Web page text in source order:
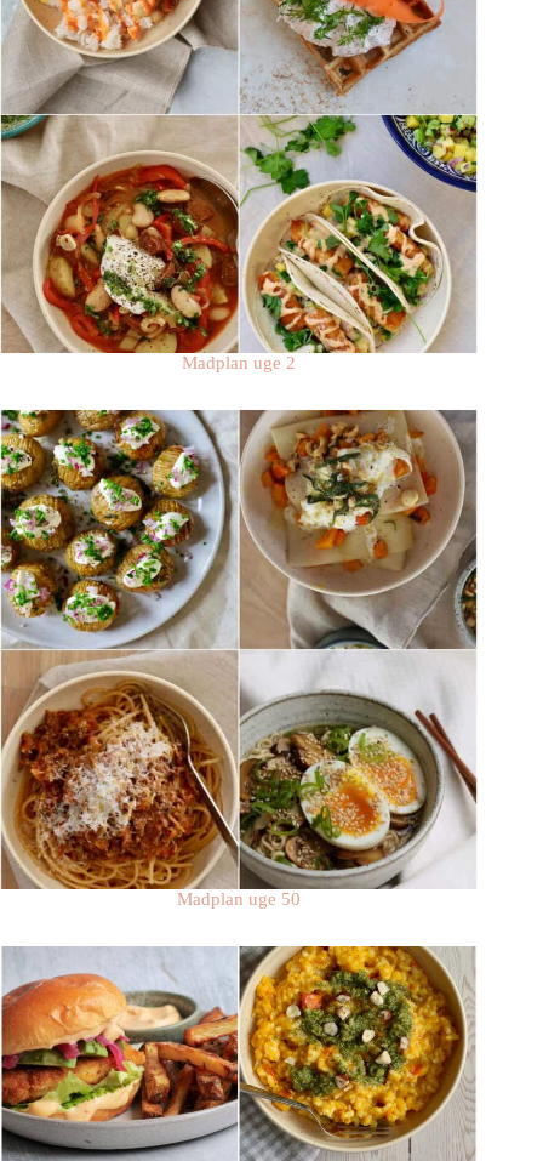
Madplan uge 2
Madplan uge 50